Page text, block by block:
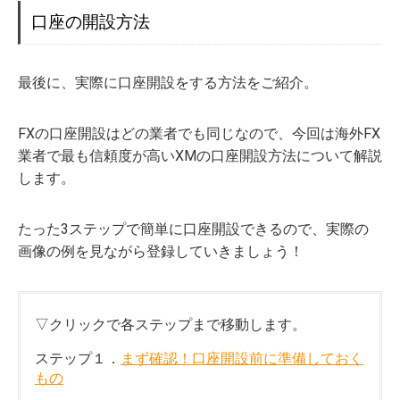
口座の開設方法
最後に、実際に口座開設をする方法をご紹介。
FXの口座開設はどの業者でも同じなので、今回は海外FX
業者で最も信頼度が高いXMの口座開設方法について解説
します。
たった3ステップで簡単に口座開設できるので、実際の
画像の例を見ながら登録していきましょう！
▽クリックで各ステップまで移動します。
ステップ１． まず確認！口座開設前に準備しておく
もの